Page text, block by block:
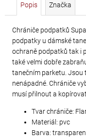
Popis Značka
Chrániče podpatků
podpatky u dámské
ochraně podpatků tak i
také velmi dobře
tanečním parketu. Jsou
nenápadné. Chrániče
musí přilnout a
Tvar chrániče:
Materiál: pvc
Barva:
PRECIOSA
VIVA12
NH
SS-
5
CRYSTAL
55